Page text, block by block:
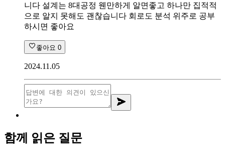
니다 설계는 8대공정 웬만하게 알면좋고 하나만 집적적
으로 알지 못해도 괜찮습니다 회로도 분석 위주로 공부
하시면 좋아요
좋아요 0
2024.11.05
함께 읽은 질문